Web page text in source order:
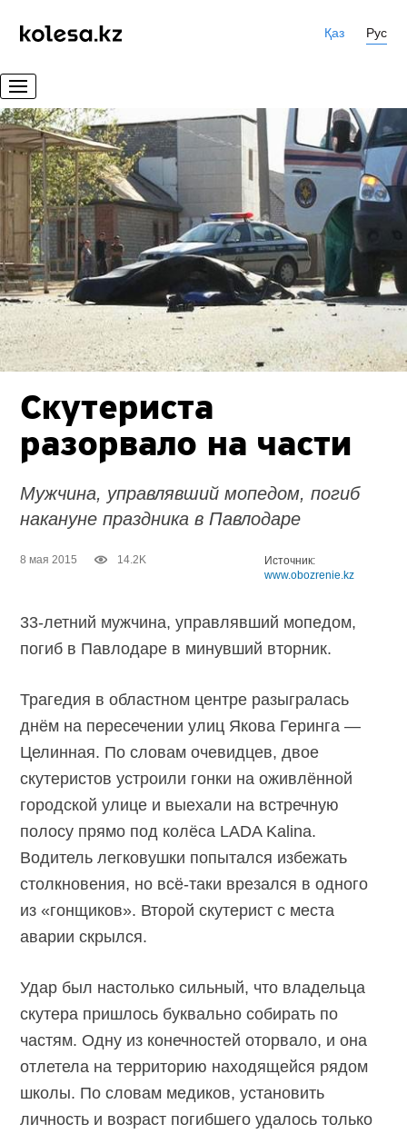
Қаз Рус
Скутериста
разорвало на части
Мужчина, управлявший мопедом, погиб
накануне праздника в Павлодаре
8 мая 2015 14.2K
Источник:
www.obozrenie.kz
33-летний мужчина, управлявший мопедом,
погиб в Павлодаре в минувший вторник.
Трагедия в областном центре разыгралась
днём на пересечении улиц Якова Геринга —
Целинная. По словам очевидцев, двое
скутеристов устроили гонки на оживлённой
городской улице и выехали на встречную
полосу прямо под колёса LADA Kalina.
Водитель легковушки попытался избежать
столкновения, но всё-таки врезался в одного
из «гонщиков». Второй скутерист с места
аварии скрылся.
Удар был настолько сильный, что владельца
скутера пришлось буквально собирать по
частям. Одну из конечностей оторвало, и она
отлетела на территорию находящейся рядом
школы. По словам медиков, установить
личность и возраст погибшего удалось только